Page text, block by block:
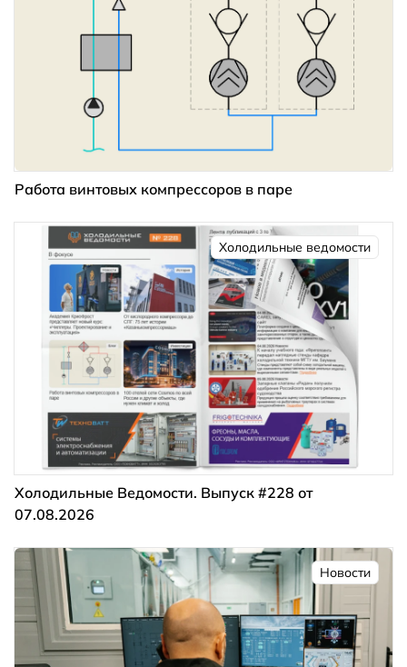
Работа винтовых компрессоров в паре
Холодильные ведомости
Холодильные Ведомости. Выпуск #228 от
07.08.2026
Новости